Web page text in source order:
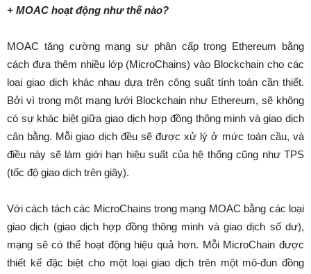
+ MOAC hoạt động như thế nào?
MOAC tăng cường mạng sự phân cấp trong Ethereum bằng
cách đưa thêm nhiều lớp (MicroChains) vào Blockchain cho các
loại giao dịch khác nhau dựa trên công suất tính toán cần thiết.
Bởi vì trong một mạng lưới Blockchain như Ethereum, sẽ không
có sự khác biệt giữa giao dịch hợp đồng thông minh và giao dịch
cân bằng. Mỗi giao dịch đều sẽ được xử lý ở mức toàn cầu, và
điều này sẽ làm giới hạn hiệu suất của hệ thống cũng như TPS
(tốc độ giao dịch trên giây).
Với cách tách các MicroChains trong mạng MOAC bằng các loại
giao dịch (giao dịch hợp đồng thông minh và giao dịch số dư),
mạng sẽ có thể hoạt động hiệu quả hơn. Mỗi MicroChain được
thiết kế đặc biệt cho một loại giao dịch trên một mô-đun đồng